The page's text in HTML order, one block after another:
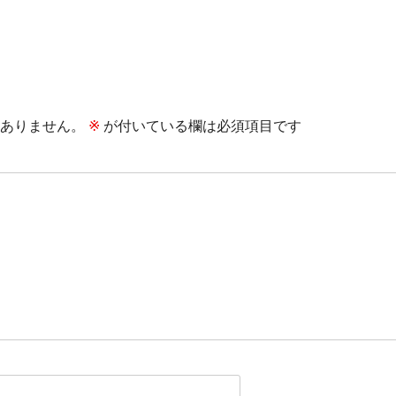
りません。 ※ が付いている欄は必須項目です